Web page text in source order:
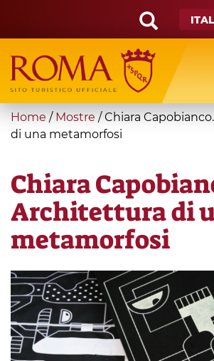
main
content
Search
form
Cerca
You
are
Home / Mostre /Chiara
di una metamorfosi
Chiara
Architettura di
metamorfosi